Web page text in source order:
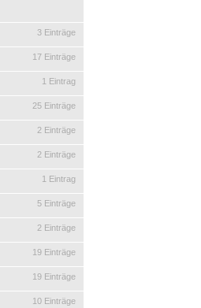
3 Einträge
17 Einträge
1 Eintrag
25 Einträge
2 Einträge
2 Einträge
1 Eintrag
5 Einträge
2 Einträge
19 Einträge
19 Einträge
10 Einträge